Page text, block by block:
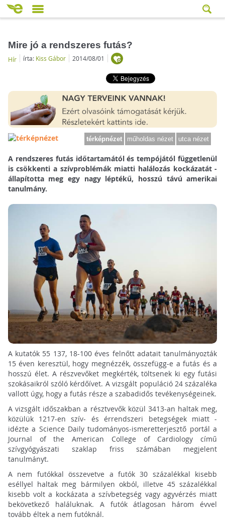
Mire jó a rendszeres futás?
Hír írta: Kiss Gábor 2014/08/01
térképnézet műholdas nézet utca nézet
A rendszeres futás időtartamától és tempójától függetlenül
is csökkenti a szívproblémák miatti halálozás kockázatát -
állapította meg egy nagy léptékű, hosszú távú amerikai
tanulmány.
A kutatók 55 137, 18-100 éves felnőtt adatait tanulmányozták
15 éven keresztül, hogy megnézzék, összefügg-e a futás és a
hosszú élet. A részvevőket megkérték, töltsenek ki egy futási
szokásaikról szóló kérdőívet. A vizsgált populáció 24 százaléka
vallott úgy, hogy a futás része a szabadidős tevékenységeinek.
A vizsgált időszakban a résztvevők közül 3413-an haltak meg,
közülük 1217-en szív- és érrendszeri betegségek miatt -
idézte a Science Daily tudományos-ismeretterjesztő portál a
Journal of the American College of Cardiology című
szívgyógyászati szaklap friss számában megjelent
tanulmányt.
A nem futókkal összevetve a futók 30 százalékkal kisebb
eséllyel haltak meg bármilyen okból, illetve 45 százalékkal
kisebb volt a kockázata a szívbetegség vagy agyvérzés miatt
bekövetkező haláluknak. A futók átlagosan három évvel
tovább éltek a nem futóknál.